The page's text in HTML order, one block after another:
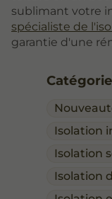
Isolation
Isolation
Isolation
sublimant votre
spécialiste de
garantie d'une